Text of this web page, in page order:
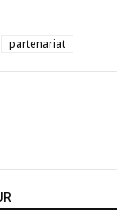
partenariat